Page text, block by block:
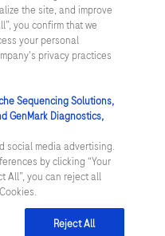
die zijn bedoeld
of andere
of niet geldig is in uw
verantwoordelijkheid
informatie die mogelijk niet
juridische procedures,
in uw land van
the site, and improve
you confirm that we
your personal
privacy practices
Sequencing Solutions,
GenMark Diagnostics,
social media advertising.
by clicking “Your
All”, you can reject all
Reject All